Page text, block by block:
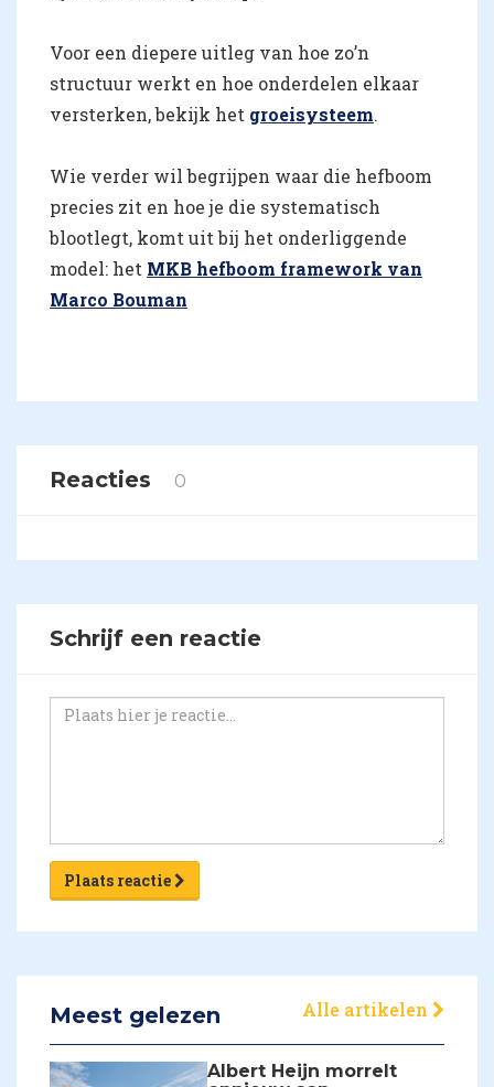
Voor een diepere uitleg van hoe zo’n
structuur werkt en hoe onderdelen elkaar
versterken, bekijk het groeisysteem.
Wie verder wil begrijpen waar die hefboom
precies zit en hoe je die systematisch
blootlegt, komt uit bij het onderliggende
model: het MKB hefboom framework van
Marco Bouman
Reacties 0
Schrijf een reactie
Plaats reactie
Meest gelezen Alle artikelen
Albert Heijn morrelt